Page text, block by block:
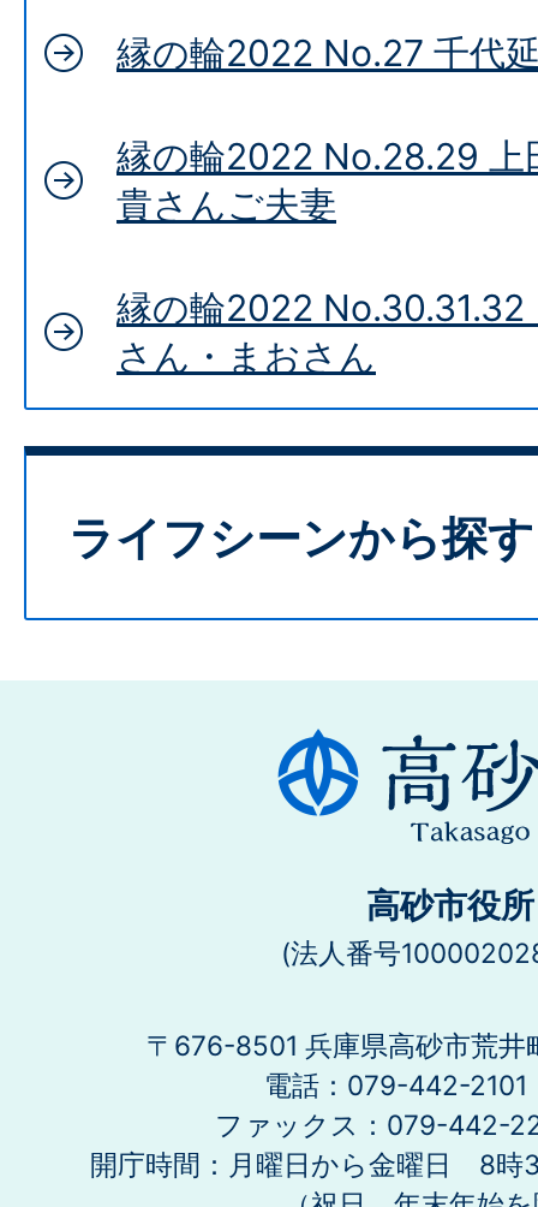
縁の輪2022 No.27 千代
縁の輪2022 No.28.29 上
貴さんご夫妻
縁の輪2022 No.30.31.32
さん・まおさん
ライフシーンから探す
高砂市役所
(法人番号
〒676-8501 兵庫県高砂市荒井
電話：079-442-2101
ファックス：079-442-
開庁時間：月曜日から金曜日 8時